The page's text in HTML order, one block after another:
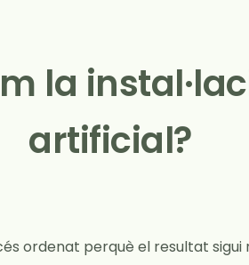
la
artificial?
ordenat perquè el resultat sigui